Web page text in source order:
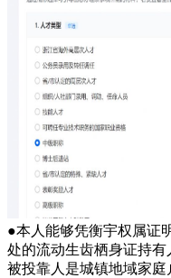
●本人能够凭衡宇权属证
处的流动生齿栖身证持有
被投靠人是城镇地域家